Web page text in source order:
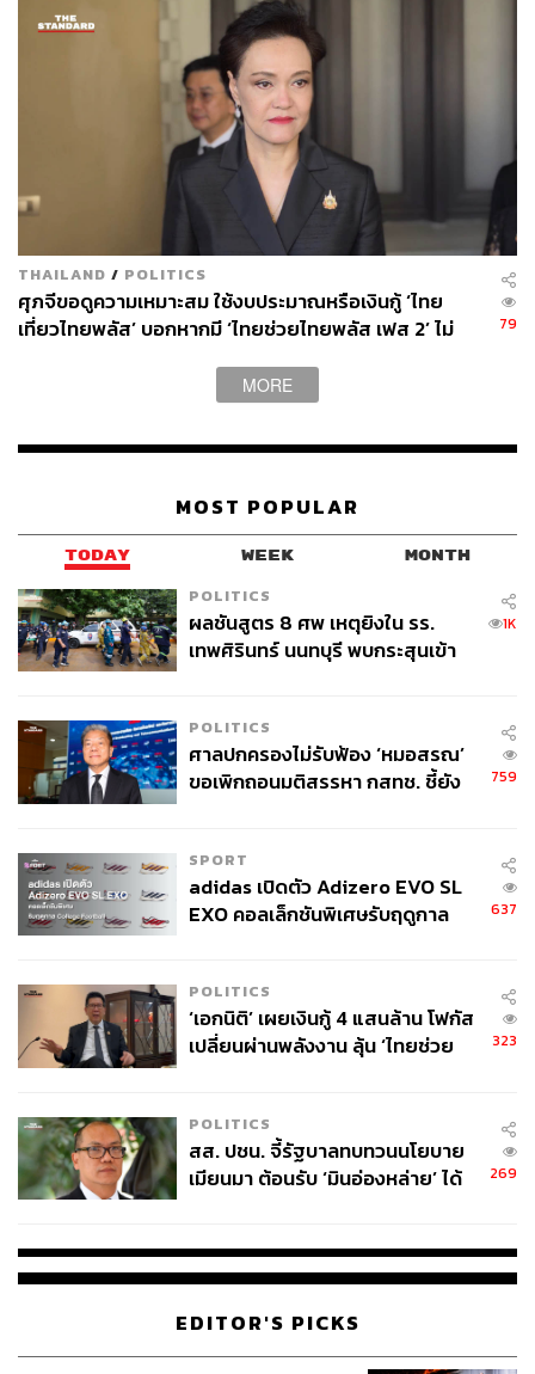
THAILAND / POLITICS
ศุภจีขอดูความเหมาะสม ใช้งบประมาณหรือเงินกู้ ‘ไทย
เที่ยวไทยพลัส’ บอกหากมี ‘ไทยช่วยไทยพลัส เฟส 2’ ไม่
79
MORE
MOST POPULAR
TODAY WEEK MONTH
POLITICS
ผลชันสูตร 8 ศพ เหตุยิงใน รร.
เทพศิรินทร์ นนทบุรี พบกระสุนเข้า
1K
POLITICS
ศาลปกครองไม่รับฟ้อง ‘หมอสรณ’
ขอเพิกถอนมติสรรหา กสทช. ชี้ยัง
759
SPORT
adidas เปิดตัว Adizero EVO SL
EXO คอลเล็กชันพิเศษรับฤดูกาล
637
POLITICS
‘เอกนิติ’ เผยเงินกู้ 4 แสนล้าน โฟกัส
เปลี่ยนผ่านพลังงาน ลุ้น ‘ไทยช่วย
323
POLITICS
สส. ปชน. จี้รัฐบาลทบทวนนโยบาย
เมียนมา ต้อนรับ ‘มินอ่องหล่าย’ ได้
269
EDITOR'S PICKS